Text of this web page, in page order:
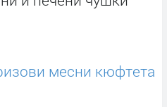
месни кюфтета